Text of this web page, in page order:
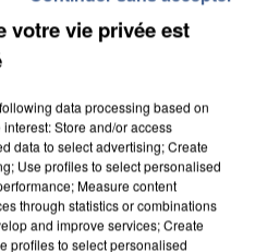
DZ MAFIA
votre vie privée est
data processing based on
Store and/or access
data to select advertising; Create
Use profiles to select personalised
Measure content
through statistics or combinations
and improve services; Create
profiles to select personalised